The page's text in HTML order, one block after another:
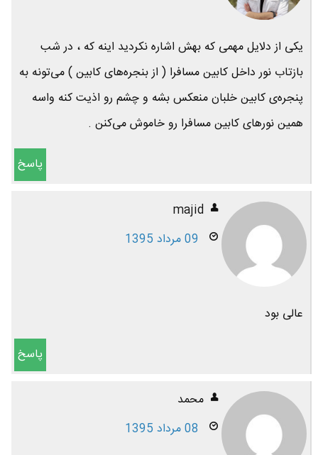
یکی از دلایل مهمی که بهش اشاره نکردید اینه که ، در شب
بازتاب نور داخل کابین مسافرا ( از بنجره‌های کابین ) می‌تونه به
پنجره‌ی کابین خلبان منعکس بشه و چشم رو اذیت کنه واسه
همین نورهای کابین مسافرا رو خاموش می‌کنن .
پاسخ
majid
09 مرداد 1395
عالی بود
پاسخ
محمد
08 مرداد 1395